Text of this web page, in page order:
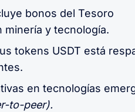
bonos del Tesoro
y tecnología.
tokens USDT está
en tecnologías
to-peer).